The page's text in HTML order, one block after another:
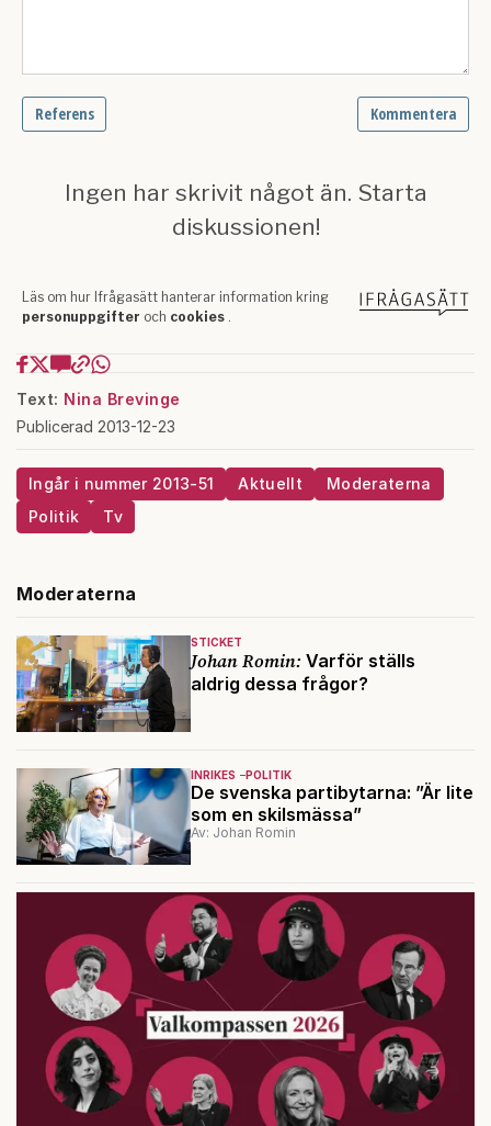
Text: Nina Brevinge
Publicerad 2013-12-23
Ingår i nummer 2013-51 Aktuellt
Moderaterna
Politik
Tv
Moderaterna
STICKET
Johan Romin: Varför ställs
aldrig dessa frågor?
INRIKES POLITIK
De svenska partibytarna: ”Är lite
som en skilsmässa”
Av: Johan Romin